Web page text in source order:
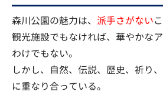
森川公園の魅力は、 派手さがない
観光施設でもなければ、華やかな
わけでもない。
しかし、自然、伝説、歴史、祈り
に重なり合っている。